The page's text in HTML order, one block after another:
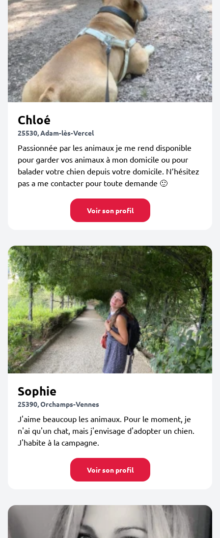
Chloé
25530, Adam-lès-Vercel
Passionnée par les animaux je me rend disponible
pour garder vos animaux à mon domicile ou pour
balader votre chien depuis votre domicile. N’hésitez
pas a me contacter pour toute demande 🙂
Voir son profil
Sophie
25390, Orchamps-Vennes
J'aime beaucoup les animaux. Pour le moment, je
n'ai qu'un chat, mais j'envisage d'adopter un chien.
J'habite à la campagne.
Voir son profil